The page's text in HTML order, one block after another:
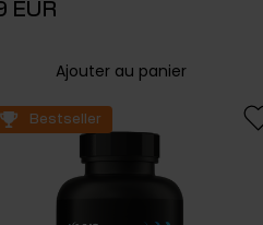
EUR
Ajouter au panier
Bestseller